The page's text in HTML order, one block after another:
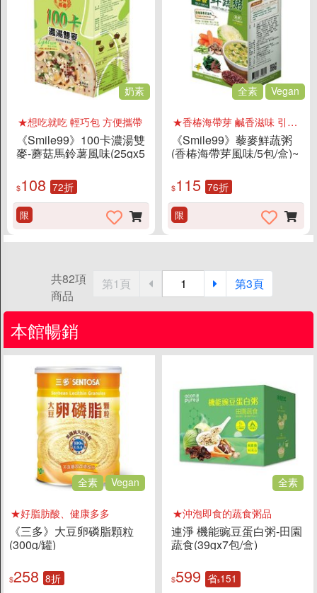
奶素
★想吃就吃 輕巧包 方便攜帶
《Smile99》100卡濃湯雙
麥-蘑菇馬鈴薯風味(25gx5
$108 72折
限
全素 Vegan
★香椿海帶芽 鹹香滋味 引誘胃口
《Smile99》藜麥鮮蔬粥
(香椿海帶芽風味/5包/盒)~
味 引誘胃口
$115 76折
限
共82項
商品
第1頁 第3頁
本館暢銷
全素 Vegan
★好脂肪酸、健康多多
《三多》大豆卵磷脂顆粒
(300g/罐)
$258 8折
全素
★沖泡即食的蔬食粥品
連淨 機能豌豆蛋白粥-田園
蔬食(39gx7包/盒)
$599 省$151